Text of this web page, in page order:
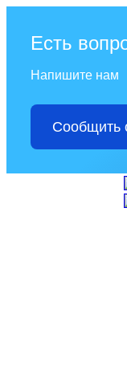
Есть
Напишите нам
Сообщить